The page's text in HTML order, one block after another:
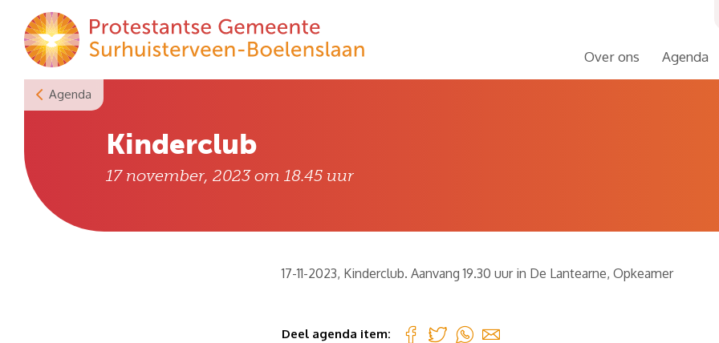
content
Over ons Agenda
Agenda
Kinderclub
17 november, 2023 om 18.45 uur
17-11-2023, Kinderclub. Aanvang 19.30 uur in De Lantearne, Opkeamer
Deel agenda item: